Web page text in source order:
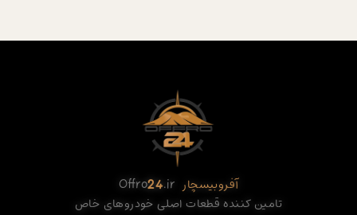
آفروبیسچار Offro24.ir
تامین کننده قطعات اصلی خودروهای خاص